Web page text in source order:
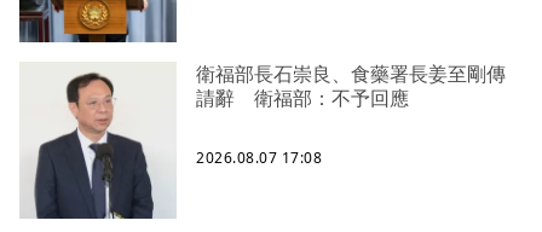
衛福部長石崇良、食藥署長姜至剛傳
請辭 衛福部：不予回應
2026.08.07 17:08